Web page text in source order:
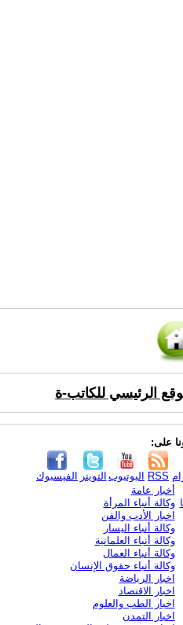
الرئيسي للكاتب-ة
على:
الفيسبوك التويتر اليوتيوب RSS
أخبار عامة
وكالة أنباء المرأة
اخبار الأدب والفن
وكالة أنباء اليسار
وكالة أنباء العلمانية
وكالة أنباء العمال
وكالة أنباء حقوق الإنسان
اخبار الرياضة
اخبار الاقتصاد
اخبار الطب والعلوم
اخبار التمدن